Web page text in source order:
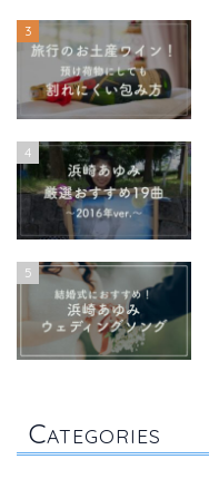
3
4
5
CATEGORIES